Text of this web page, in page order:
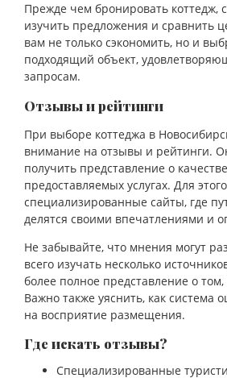
Прежде чем бронировать коттедж,
изучить предложения и сравнить
вам не только сэкономить, но и
подходящий объект,
запросам.
Отзывы и рейтинги
При выборе коттеджа в
внимание на отзывы и рейтинги.
получить представление о
предоставляемых услугах. Для
специализированные сайты, где
делятся своими впечатлениями и
Не забывайте, что мнения могут
всего изучать несколько
более полное представление о
Важно также уяснить, как система
на восприятие размещения.
Где искать отзывы?
Специализированные